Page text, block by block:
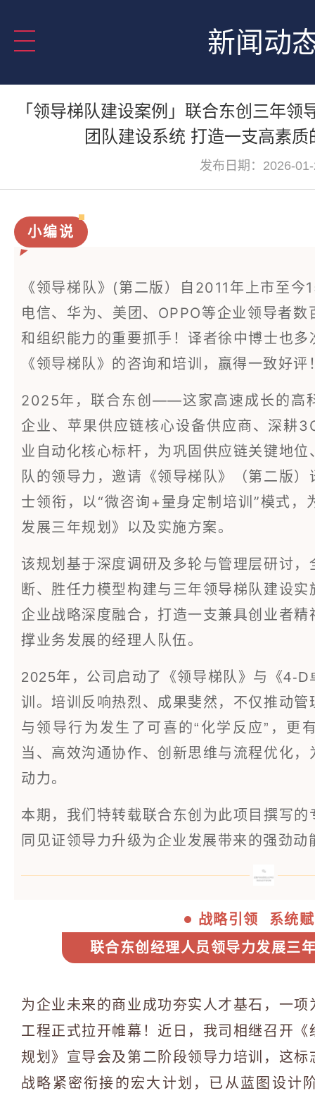
新闻动
「领导梯队建设案例」联合东创三年
团队建设系统 打造一支高素
发布日期：2026-
小编说
《领导梯队》(第二版）
自2011年上市至今
电信、华为、美团、OPPO等企业领导者
和组织能力的重要抓手！译者徐中博士也
《领导梯队》的咨询和培训，赢得一致好评
2025年，联合东创——这家高速成长的高
企业、苹果供应链核心设备供应商、深耕
业自动化核心标杆，为巩固供应链关键地
队的领导力，邀请《领导梯队》（第二版
士领衔，以“微咨询+量身定制培训”模式
发展三年规划》以及实施方案。
该规划基于深度调研及多轮与管理层研讨
断、胜任力模型构建与三年领导梯队建设
企业战略深度融合，打造一支兼具创业者
撑业务发展的经理人队伍。
2025年，公司启动了《领导梯队》与《4-
训。培训反响热烈、成果斐然，不仅推动
与领导行为发生了可喜的“化学反应”，更
当、高效沟通协作、创新思维与流程优化
动力。
本期，我们特转载联合东创为此项目撰写
同见证领导力升级为企业发展带来的强劲动
战略引领 系统
联合东创经理人员领导力发展三
为企业未来的商业成功夯实人才基石，一
工程正式拉开帷幕！近日，我司相继召开
规划》宣导会及第二阶段领导力培训，这
战略紧密衔接的宏大计划，已从蓝图设计